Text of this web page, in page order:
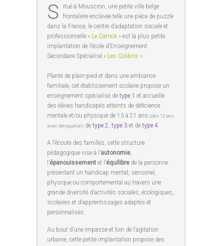
S
itué à Mouscron, une petite ville belge
frontalière enclavée telle une pièce de puzzle
dans la France, le centre d’adaptation sociale et
professionnelle « Le Carrick » est la plus petite
implantation de l’école d’Enseignement
Secondaire Spécialisé « Les Colibris ».
Planté de plain-pied et dans une ambiance
familiale, cet établissement scolaire propose un
enseignement spécialisé de type 1 et accueille
des élèves handicapés atteints de déficience
mentale et/ou physique de 13 à 21 ans (dès 12 ans
avec dérogation) de type 2, type 3 et de type 4.
A l’écoute des familles, cette structure
pédagogique vise à l’autonomie,
l’épanouissement et l’équilibre de la personne
présentant un handicap mental, sensoriel,
physique ou comportemental au travers une
grande diversité d’activités sociales, écologiques,
scolaires et d’apprentissages adaptés et
personnalisés.
Au bout d’une impasse et loin de l’agitation
urbaine, cette petite implantation propose des